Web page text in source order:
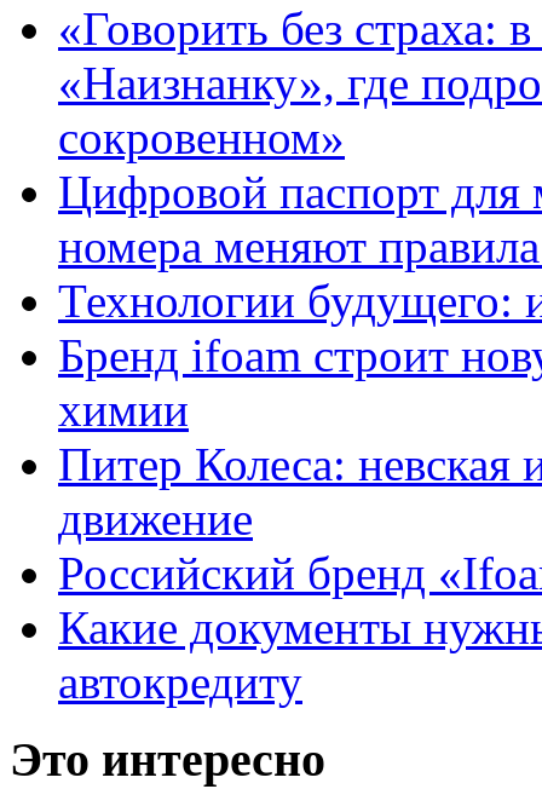
«Говорить без страха:
«Наизнанку», где
сокровенном»
Цифровой паспорт для
номера меняют
Технологии будущего:
Бренд ifoam строит
химии
Питер Колеса: невская
движение
Российский бренд
Какие документы
автокредиту
Это интересно